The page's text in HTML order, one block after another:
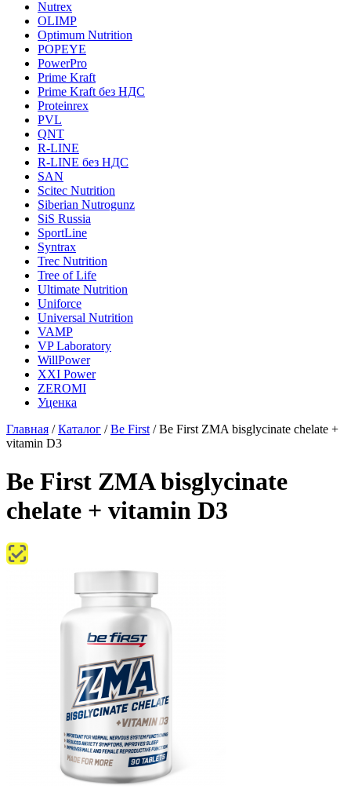
Nutrex
OLIMP
Optimum Nutrition
POPEYE
PowerPro
Prime Kraft
Prime Kraft без НДС
Proteinrex
PVL
QNT
R-LINE
R-LINE без НДС
SAN
Scitec Nutrition
Siberian Nutrogunz
SiS Russia
SportLine
Syntrax
Trec Nutrition
Tree of Life
Ultimate Nutrition
Uniforce
Universal Nutrition
VAMP
VP Laboratory
WillPower
XXI Power
ZEROMI
Уценка
Главная /Каталог /Be First /Be First ZMA bisglycinate chelate +
vitamin D3
Be First ZMA bisglycinate
chelate + vitamin D3